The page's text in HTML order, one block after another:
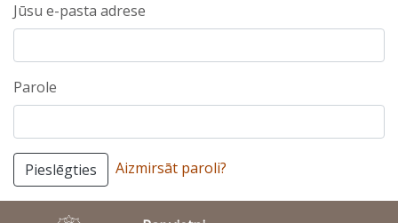
Jūsu e-pasta adrese
Parole
Pieslēgties Aizmirsāt paroli?